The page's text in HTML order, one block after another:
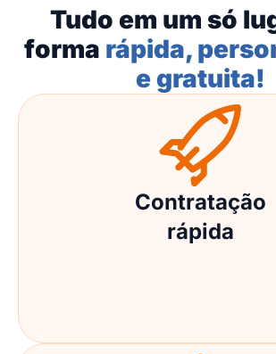
Tudo em um só
forma rápida,
e gratuita!
Contratação
rápida